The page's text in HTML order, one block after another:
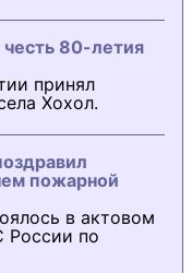
80-летия
принял
Хохол.
пожарной
в актовом
России по